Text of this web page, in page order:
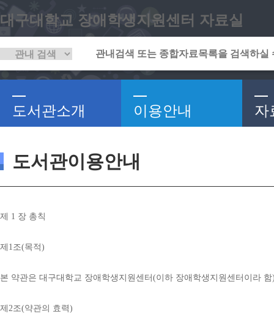
대구대학교 장애학생지원센터 자료실
도서관소개 이용안내 자
도서관이용안내
제 1 장 총칙
제 1조(목적)
본 약관은 대구대학교 장애학생지원센터 (이하 장애학생지원센터이라 함
제 2조(약관의 효력)